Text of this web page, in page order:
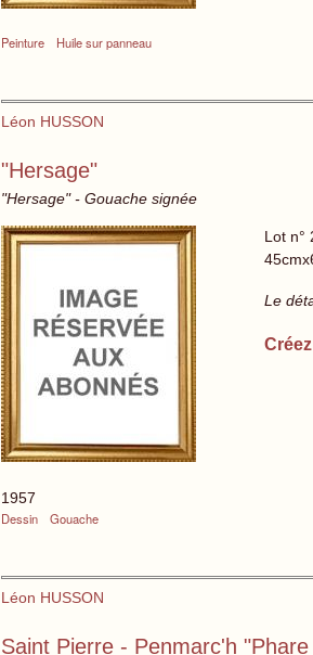
Peinture Huile sur panneau
Léon HUSSON
"Hersage"
"Hersage" - Gouache signée
1957
Dessin
Gouache
Lot n°
Le
Léon HUSSON
Saint Pierre - Penmarc'h